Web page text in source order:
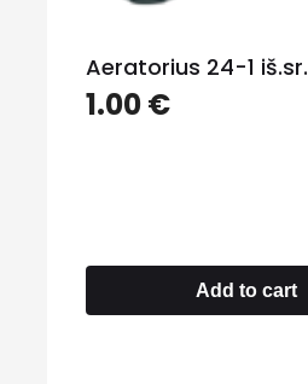
Aeratorius 24-1 iš.sr.
1.00€
Add to cart